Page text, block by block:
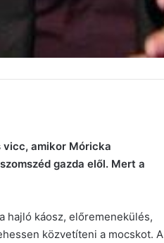
vicc, amikor Móricka
gazda elől. Mert a
hajló káosz, előremenekülés,
közvetíteni a mocskot. A